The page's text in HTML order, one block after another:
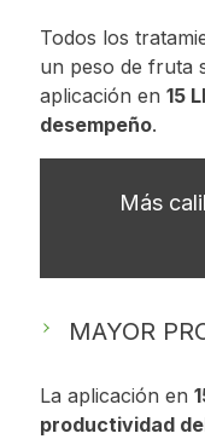
Todos los
un peso de fruta
aplicación en 15
desempeño.
Más
MAYOR
La aplicación en
productividad